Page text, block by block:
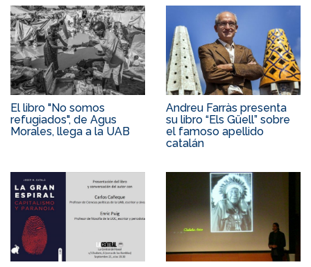
El libro "No somos
refugiados", de Agus
Morales, llega a la UAB
Andreu Farràs presenta
su libro “Els Güell” sobre
el famoso apellido
catalán